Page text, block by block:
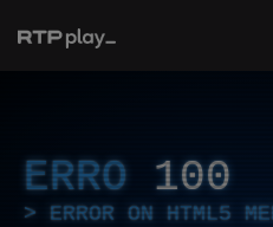
ERRO 100
ERROR ON HTML5